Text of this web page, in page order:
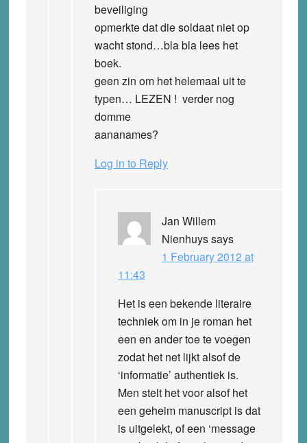
beveiliging
opmerkte dat die soldaat niet op
wacht stond…bla bla lees het
boek.
geen zin om het helemaal uit te
typen… LEZEN ! verder nog
domme
aananames?
Log in to Reply
Jan Willem
Nienhuyssays
1 February 2012 at
11:43
Het is een bekende literaire
techniek om in je roman het
een en ander toe te voegen
zodat het net lijkt alsof de
‘informatie’ authentiek is.
Men stelt het voor alsof het
een geheim manuscript is dat
is uitgelekt, of een ‘message